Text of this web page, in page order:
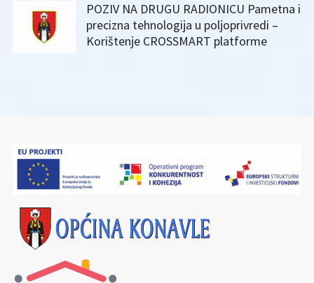
POZIV NA DRUGU RADIONICU Pametna i
precizna tehnologija u poljoprivredi –
Korištenje CROSSMART platforme